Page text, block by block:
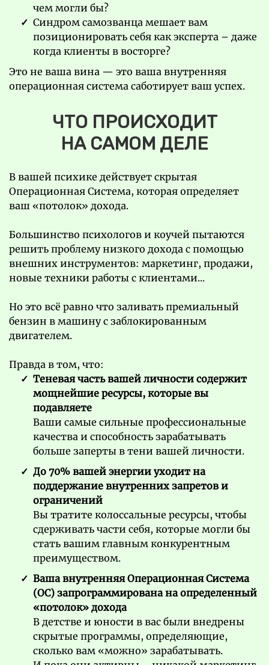
чем могли бы?
Синдром самозванца мешает вам
позиционировать себя как эксперта – даже
когда клиенты в восторге?
Это не ваша вина — это ваша внутренняя
операционная система саботирует ваш успех.
ЧТО ПРОИСХОДИТ
НА САМОМ ДЕЛЕ
В вашей психике действует скрытая
Операционная Система, которая определяет
ваш «потолок» дохода.
Большинство психологов и коучей пытаются
решить проблему низкого дохода с помощью
внешних инструментов: маркетинг, продажи,
новые техники работы с клиентами...
Но это всё равно что заливать премиальный
бензин в машину с заблокированным
двигателем.
Правда в том, что:
Теневая часть вашей личности содержит
мощнейшие ресурсы, которые вы
подавляете
Ваши самые сильные профессиональные
качества и способность зарабатывать
больше заперты в тени вашей личности.
До 70% вашей энергии уходит на
поддержание внутренних запретов и
ограничений
Вы тратите колоссальные ресурсы, чтобы
сдерживать части себя, которые могли бы
стать вашим главным конкурентным
преимуществом.
Ваша внутренняя Операционная Система
(ОС) запрограммирована на определенный
«потолок» дохода
В детстве и юности в вас были внедрены
скрытые программы, определяющие,
сколько вам «можно» зарабатывать.